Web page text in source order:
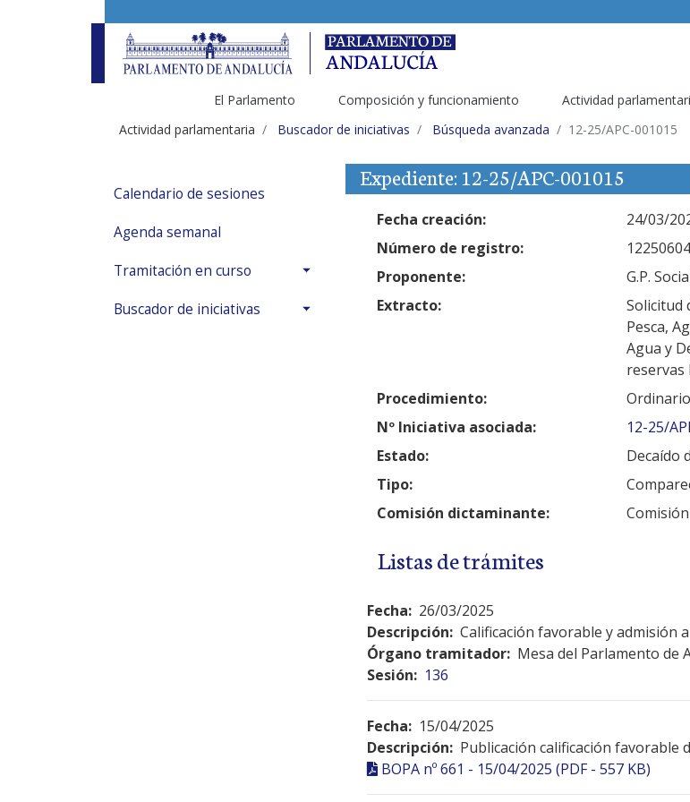
El Parlamento Composición y funcionamiento Actividad
Actividad parlamentaria
Buscador de iniciativas Búsqueda avanzada 12-25/APC-001015
Calendario de sesiones
Agenda semanal
Tramitación en curso
Buscador de iniciativas
Expediente: 12-25/APC-001015
Fecha creación:
24/03/
Número de registro:
Proponente:
G.P.
Extracto:
Solicitud
Pesca,
Agua y
reservas
Procedimiento:
Ordinario
Nº Iniciativa asociada:
12-25/
Estado:
Decaído
Tipo:
Comisión dictaminante:
Listas de trámites
Fecha: 26/03/2025
Descripción: Calificación favorable y admisión
Órgano tramitador: Mesa del Parlamento de
Sesión: 136
Fecha: 15/04/2025
Descripción: Publicación calificación favorable
BOPA nº 661 - 15/04/2025 (PDF - 557 KB)